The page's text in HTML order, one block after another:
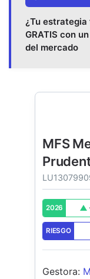
¿Tu
GRATIS con
del mercado
MFS
2026
RIESGO
Gestora: